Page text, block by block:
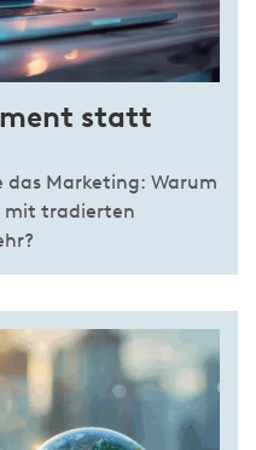
statt
das Marketing: Warum
mit tradierten